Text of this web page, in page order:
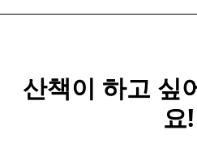
산책이 하고 싶
요! ​